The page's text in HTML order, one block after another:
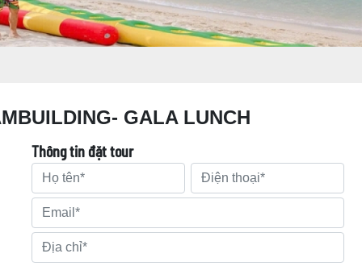
GALA LUNCH
Thông tin đặt tour